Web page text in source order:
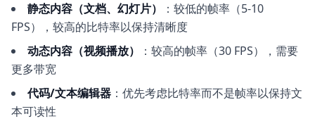
静态内容（文档、幻灯片）
：较低的帧率（5-10
FPS），较高的比特率以保持清晰度
动态内容（视频播放）
：较高的帧率（30 FPS），需要
更多带宽
代码/文本编辑器 ：优先考虑比特率而不是帧率以保持文
本可读性